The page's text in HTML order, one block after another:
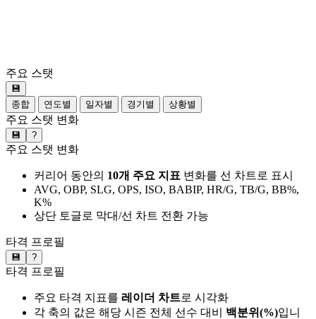
주요 스탯
💾
종합
연도별 일자별 경기별 상황별
주요 스탯 변화
💾 ?
주요 스탯 변화
커리어 동안의 10개 주요 지표 변화를 선 차트로 표시
AVG, OBP, SLG, OPS, ISO, BABIP, HR/G, TB/G, BB%,
K%
상단 토글로 막대/선 차트 전환 가능
타격 프로필
💾 ?
타격 프로필
주요 타격 지표를 레이더 차트로 시각화
각 축의 값은 해당 시즌 전체 선수 대비 백분위(%)입니